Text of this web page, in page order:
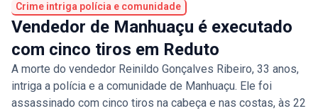
Crime intriga polícia e comunidade
Vendedor de Manhuaçu é executado
com cinco tiros em Reduto
A morte do vendedor Reinildo Gonçalves Ribeiro, 33 anos,
intriga a polícia e a comunidade de Manhuaçu. Ele foi
assassinado com cinco tiros na cabeça e nas costas, às 22